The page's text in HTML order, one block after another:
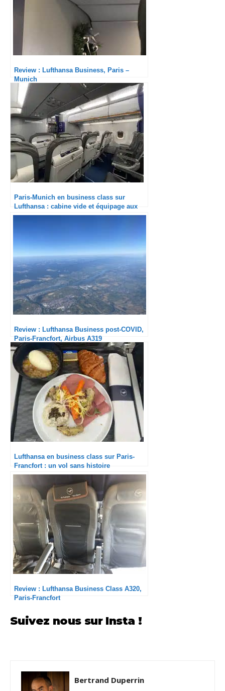
Review : Lufthansa Business, Paris –
Munich
Paris-Munich en business class sur
Lufthansa : cabine vide et équipage aux
petits soins
Review : Lufthansa Business post-COVID,
Paris-Francfort, Airbus A319
Lufthansa en business class sur Paris-
Francfort : un vol sans histoire
Review : Lufthansa Business Class A320,
Paris-Francfort
Suivez nous sur Insta !
Bertrand Duperrin